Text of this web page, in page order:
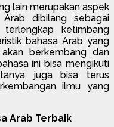
lain merupakan aspek
Arab dibilang sebagai
ketimbang
bahasa Arab yang
berkembang dan
ini bisa mengikuti
juga bisa terus
ilmu yang
Arab Terbaik